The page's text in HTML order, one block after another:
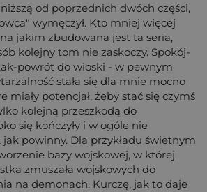
od poprzednich dwóch części,
wymęczył. Kto mniej więcej
jakim zbudowana jest ta seria,
kolejny tom nie zaskoczy. Spokój-
powrót do wioski - w pewnym
stała się dla mnie mocno
miały potencjał, żeby stać się czymś
kolejną przeszkodą do
się kończyły i w ogóle nie
powinny. Dla przykładu świetnym
bazy wojskowej, w której
zmuszała wojskowych do
na demonach. Kurczę, jak to daje